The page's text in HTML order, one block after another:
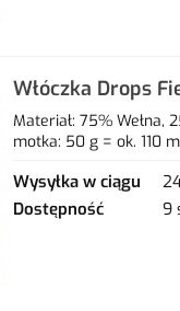
Włóczka Drops
poliamid
Materiał: 75% Wełna,
motka: 50 g = ok. 110
Wysyłka w ciągu
Dostępność
9